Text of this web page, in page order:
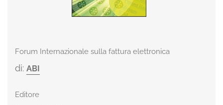
Forum Internazionale sulla fattura elettronica
di: ABI
Editore